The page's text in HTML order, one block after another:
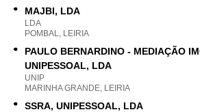
MAJBI, LDA
LDA
POMBAL, LEIRIA
PAULO BERNARDINO - MEDIAÇÃO
UNIPESSOAL, LDA
UNIP
MARINHA GRANDE, LEIRIA
SSRA, UNIPESSOAL, LDA